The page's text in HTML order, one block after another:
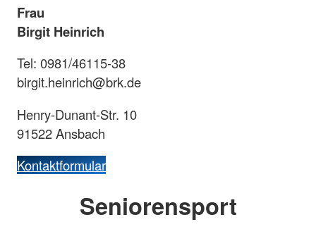
Frau
Birgit Heinrich
Tel: 0981/46115-38
birgit.heinrich@brk.de
Henry-Dunant-Str. 10
91522 Ansbach
Kontaktformular
Seniorensport